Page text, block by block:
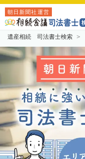
朝日新聞社運営
遺産相続 司法書士検索